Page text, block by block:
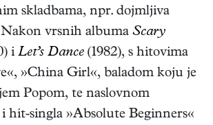
skladbama, npr. dojmljiva
Nakon vrsnih albuma Scary
i Let’s Dance (1982), s hitovima
»China Girl«, baladom koju je
Popom, te naslovnom
hit-singla »Absolute Beginners«